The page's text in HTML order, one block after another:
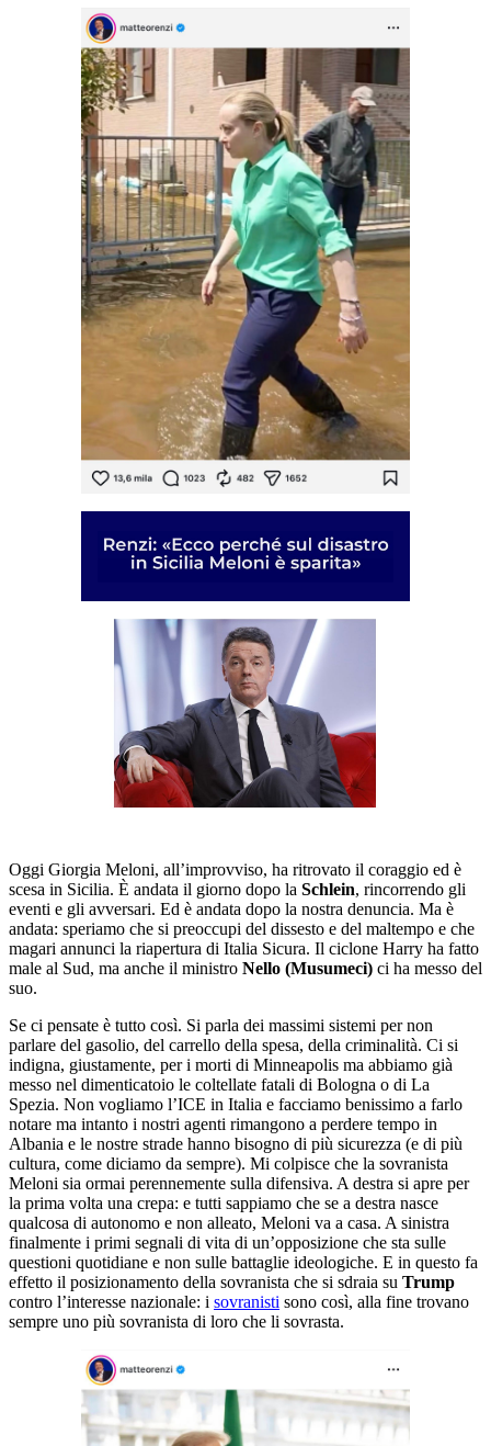
Oggi Giorgia Meloni, all’improvviso, ha ritrovato il coraggio ed è
scesa in Sicilia. È andata il giorno dopo la Schlein, rincorrendo gli
eventi e gli avversari. Ed è andata dopo la nostra denuncia. Ma è
andata: speriamo che si preoccupi del dissesto e del maltempo e che
magari annunci la riapertura di Italia Sicura. Il ciclone Harry ha fatto
male al Sud, ma anche il ministro Nello (Musumeci) ci ha messo del
suo.
Se ci pensate è tutto così. Si parla dei massimi sistemi per non
parlare del gasolio, del carrello della spesa, della criminalità. Ci si
indigna, giustamente, per i morti di Minneapolis ma abbiamo già
messo nel dimenticatoio le coltellate fatali di Bologna o di La
Spezia. Non vogliamo l’ICE in Italia e facciamo benissimo a farlo
notare ma intanto i nostri agenti rimangono a perdere tempo in
Albania e le nostre strade hanno bisogno di più sicurezza (e di più
cultura, come diciamo da sempre). Mi colpisce che la sovranista
Meloni sia ormai perennemente sulla difensiva. A destra si apre per
la prima volta una crepa: e tutti sappiamo che se a destra nasce
qualcosa di autonomo e non alleato, Meloni va a casa. A sinistra
finalmente i primi segnali di vita di un’opposizione che sta sulle
questioni quotidiane e non sulle battaglie ideologiche. E in questo fa
effetto il posizionamento della sovranista che si sdraia su Trump
contro l’interesse nazionale: i sovranisti sono così, alla fine trovano
sempre uno più sovranista di loro che li sovrasta.